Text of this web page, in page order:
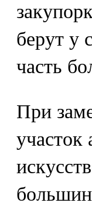
берут у
часть
При
участок